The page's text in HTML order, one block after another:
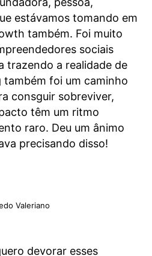
estávamos tomando em
também. Foi muito
sociais
trazendo a realidade de
foi um caminho
consguir sobreviver,
têm um ritmo
raro. Deu um ânimo
precisando disso!
Valeriano
devorar esses